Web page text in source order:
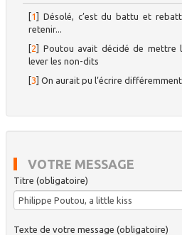
1 ]Désolé, c’est du battu et
retenir...
2
Poutou avait décidé de mettre
lever les non-dits
3 ]On aurait pu l’écrire différemment
VOTRE MESSAGE
Titre (obligatoire)
Texte de votre message (obligatoire)